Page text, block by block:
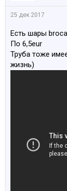
25 дек 2017
Есть шары
По 6,5eur
Труба тоже
жизнь)